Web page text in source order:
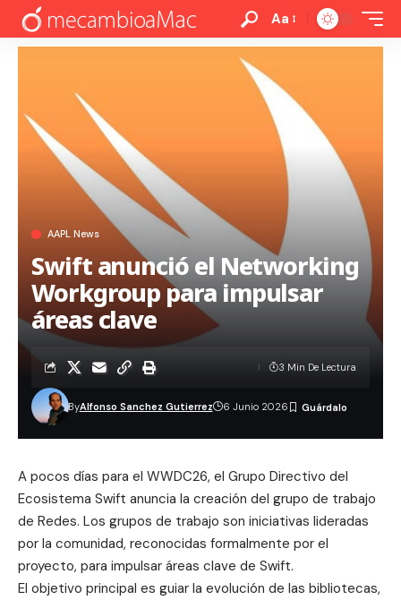
Aa
AAPL News
Swift anunció el Networking
Workgroup para impulsar
áreas clave
ByAlfonso Sanchez Gutierrez 6 Junio 2026
3 Min De Lectura
A pocos días para el WWDC26, el Grupo Directivo del
Ecosistema Swift anuncia la creación del grupo de trabajo
de Redes. Los grupos de trabajo son iniciativas lideradas
por la comunidad, reconocidas formalmente por el
proyecto, para impulsar áreas clave de Swift.
El objetivo principal es guiar la evolución de las bibliotecas,